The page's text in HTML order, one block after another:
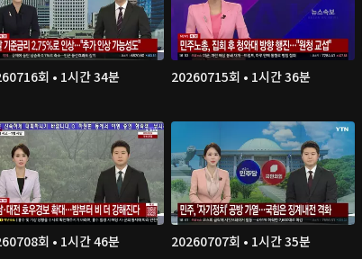
회 • 1시간 34분 20260715회 • 1시간 36분
회 • 1시간 46분 20260707회 • 1시간 35분